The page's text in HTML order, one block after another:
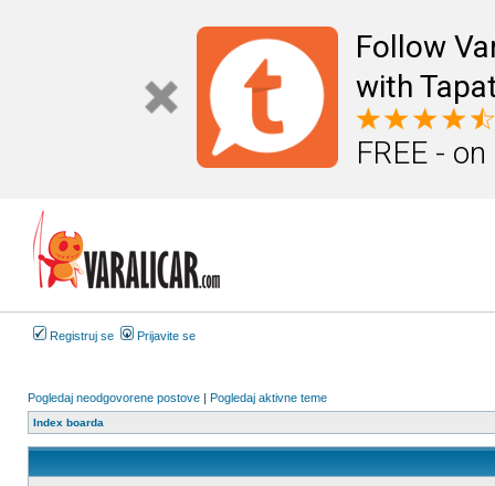
Follow
with
FREE -
Registruj se Prijavite se
Pogledaj neodgovorene postove | Pogledaj aktivne teme
Index boarda